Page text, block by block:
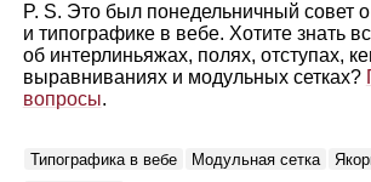
P. S. Это был понедельничный совет о
и типографике в вебе. Хотите знать
об интерлиньяжах, полях, отступах,
выравниваниях и модульных сетках?
вопросы.
Типографика в вебе Модульная сетка